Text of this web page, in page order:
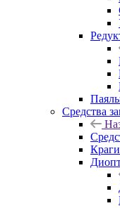
Средства